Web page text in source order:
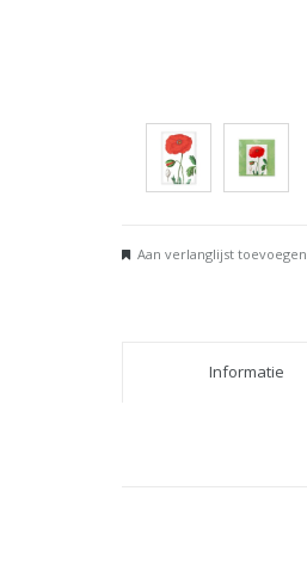
Aan verlanglijst toevoegen
Informatie